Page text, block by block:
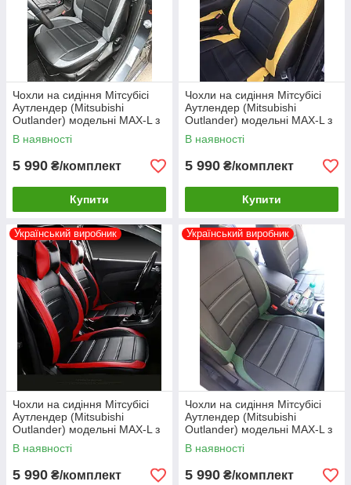
Чохли на сидіння Мітсубісі
Аутлендер (Mitsubishi
Outlander) модельні MAX-L з
екошкіри Чорно-сірий
В наявності
5 990 ₴/комплект
Купити
Чохли на сидіння Мітсубісі
Аутлендер (Mitsubishi
Outlander) модельні MAX-L з
екошкіри Чорно-жовтий
В наявності
5 990 ₴/комплект
Купити
Український виробник
Чохли на сидіння Мітсубісі
Аутлендер (Mitsubishi
Outlander) модельні MAX-L з
екошкіри
В наявності
5 990 ₴/комплект
Український виробник
Чохли на сидіння Мітсубісі
Аутлендер (Mitsubishi
Outlander) модельні MAX-L з
екошкіри Чорно-зелений
В наявності
5 990 ₴/комплект